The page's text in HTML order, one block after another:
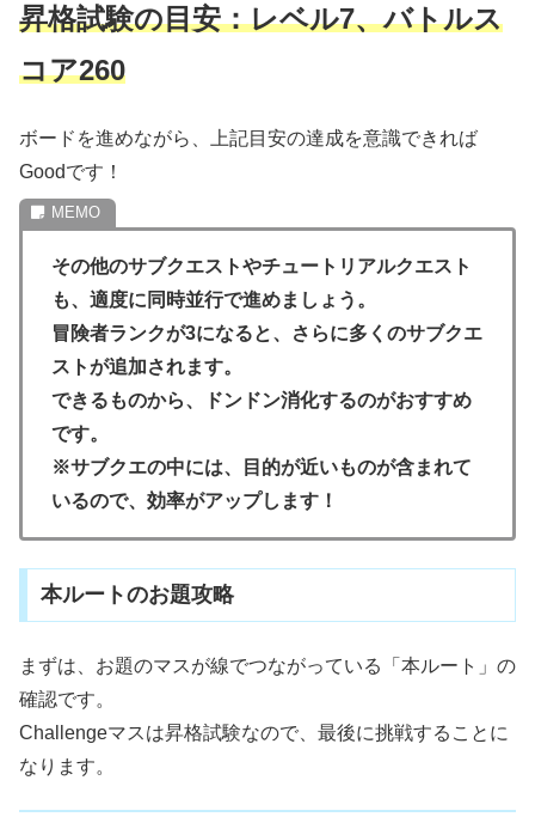
昇格試験の目安：レベル7、バトルス
コア260
ボードを進めながら、上記目安の達成を意識できれば
Goodです！
その他のサブクエストやチュートリアルクエスト
も、適度に同時並行で進めましょう。
冒険者ランクが3になると、さらに多くのサブクエ
ストが追加されます。
できるものから、ドンドン消化するのがおすすめ
です。
※サブクエの中には、目的が近いものが含まれて
いるので、効率がアップします！
本ルートのお題攻略
まずは、お題のマスが線でつながっている「本ルート」の
確認です。
Challengeマスは昇格試験なので、最後に挑戦することに
なります。